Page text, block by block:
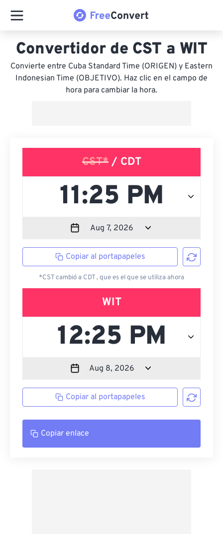
Convertidor de CST a WIT
Convierte entre Cuba Standard Time (ORIGEN) y Eastern
Indonesian Time (OBJETIVO). Haz clic en el campo de
hora para cambiar la hora.
CST*/ CDT
Copiar al portapapeles
*CST cambió a CDT , que es el que se utiliza ahora
WIT
Copiar al portapapeles
Copiar enlace